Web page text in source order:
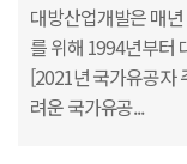
대방산업개발은 매
를 위해 1994년부터
[2021년 국가유공자
려운 국가유공...